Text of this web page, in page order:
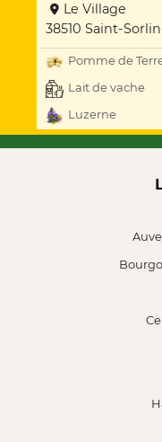
Le Village
38510 Saint-
Pomme de
Lait de vache
Luzerne